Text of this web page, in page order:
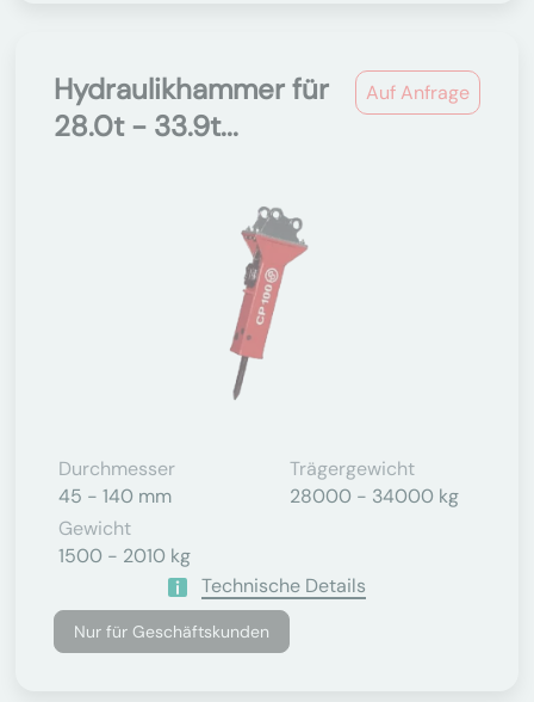
Auf Anfrage
Hydraulikhammer für
28.0t - 33.9t...
Durchmesser
45 - 140 mm
Trägergewicht
28000 - 34000 kg
Gewicht
1500 - 2010 kg
Technische Details
Nur für Geschäftskunden